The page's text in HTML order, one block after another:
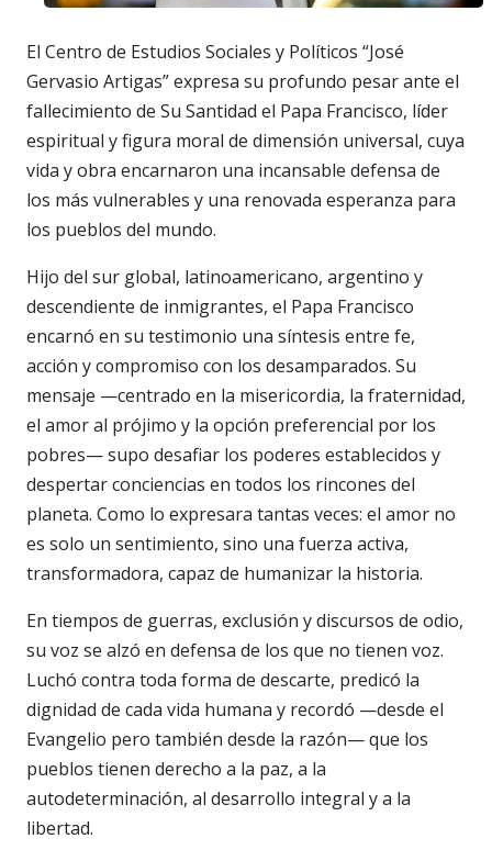
El Centro de Estudios Sociales y Políticos “José
Gervasio Artigas” expresa su profundo pesar ante el
fallecimiento de Su Santidad el Papa Francisco, líder
espiritual y figura moral de dimensión universal, cuya
vida y obra encarnaron una incansable defensa de
los más vulnerables y una renovada esperanza para
los pueblos del mundo.
Hijo del sur global, latinoamericano, argentino y
descendiente de inmigrantes, el Papa Francisco
encarnó en su testimonio una síntesis entre fe,
acción y compromiso con los desamparados. Su
mensaje —centrado en la misericordia, la fraternidad,
el amor al prójimo y la opción preferencial por los
pobres— supo desafiar los poderes establecidos y
despertar conciencias en todos los rincones del
planeta. Como lo expresara tantas veces: el amor no
es solo un sentimiento, sino una fuerza activa,
transformadora, capaz de humanizar la historia.
En tiempos de guerras, exclusión y discursos de odio,
su voz se alzó en defensa de los que no tienen voz.
Luchó contra toda forma de descarte, predicó la
dignidad de cada vida humana y recordó —desde el
Evangelio pero también desde la razón— que los
pueblos tienen derecho a la paz, a la
autodeterminación, al desarrollo integral y a la
libertad.